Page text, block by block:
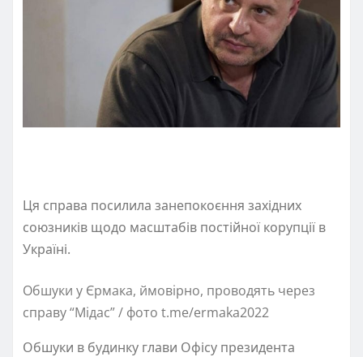
Ця справа посилила занепокоєння західних
союзників щодо масштабів постійної корупції в
Україні.
Обшуки у Єрмака, ймовірно, проводять через
справу “Мідас” / фото t.me/ermaka2022
Обшуки в будинку глави Офісу президента